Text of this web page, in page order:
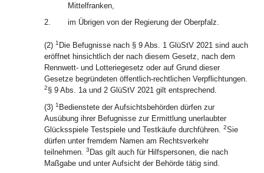
Mittelfranken,
2.
im Übrigen von der Regierung der Oberpfalz.
(2) 1 Die Befugnisse nach § 9 Abs. 1 GlüStV 2021 sind auch
eröffnet hinsichtlich der nach diesem Gesetz, nach dem
Rennwett- und Lotteriegesetz oder auf Grund dieser
Gesetze begründeten öffentlich-rechtlichen Verpflichtungen.
2§ 9 Abs. 1a und 2 GlüStV 2021 gilt entsprechend.
(3) 1 Bedienstete der Aufsichtsbehörden dürfen zur
Ausübung ihrer Befugnisse zur Ermittlung unerlaubter
Glücksspiele Testspiele und Testkäufe durchführen. 2Sie
dürfen unter fremdem Namen am Rechtsverkehr
teilnehmen. 3 Das gilt auch für Hilfspersonen, die nach
Maßgabe und unter Aufsicht der Behörde tätig sind.